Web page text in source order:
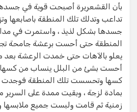
بأن القشعريرة أصبحت قوية في
تداعب وتدلك تلك المنطقة باصابعها
جسدها بشكل لذيذ ، واستمرت في
المنطقة حتى أحست برعشة جامحة
يعلو بالآهات حتى خمدت الرعشة
أحست بشئ من البلل ينساب من
كسها وتحسست تلك المنطقة فوجدت
بمادة لزجة ، وبقيت ممدة على
زمنية ثم قامت ولبست جميع ملابسها